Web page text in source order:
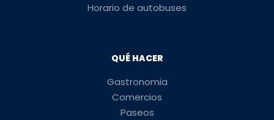
Horario de autobuses
QUÉ HACER
Gastronomia
Comercios
Paseos